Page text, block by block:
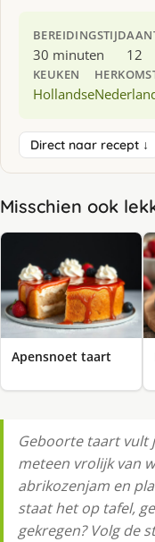
BEREIDINGSTIJD
30 minuten 12
KEUKEN
Hollandse
Direct naar recept ↓
Misschien ook
Apensnoet taart
Geboorte taart vult
meteen vrolijk van
abrikozenjam en
staat het op tafel,
gekregen? Volg de